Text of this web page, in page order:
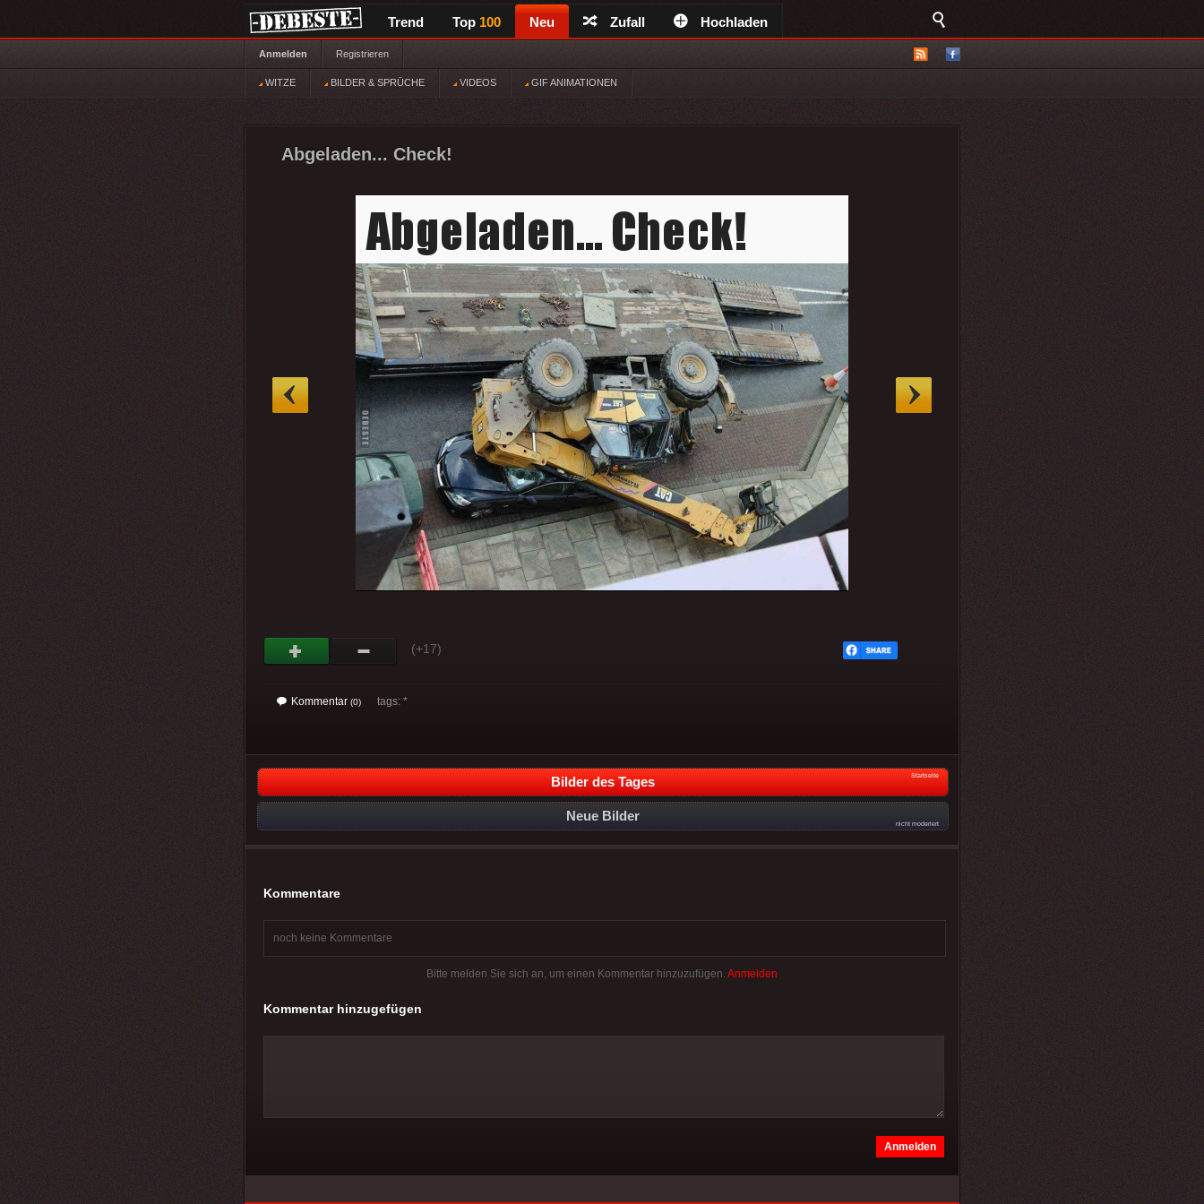
Trend Top 100 Neu Zufall Hochladen
Anmelden Registrieren
WITZE BILDER & SPRÜCHE VIDEOS GIF ANIMATIONEN
Abgeladen... Check!
(+17)
Kommentar (0) tags: *
Bilder des Tages Startseite
Neue Bilder
nicht moderiert
Kommentare
noch keine Kommentare
Bitte melden Sie sich an, um einen Kommentar hinzuzufügen. Anmelden
Kommentar hinzugefügen